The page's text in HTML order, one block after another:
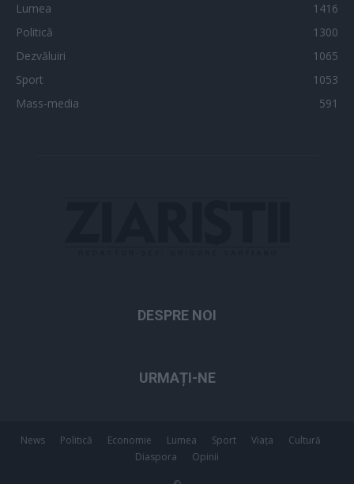
Lumea
1416
Politică
1300
Dezvăluiri
1065
Sport
1053
Mass-media
591
DESPRE NOI
URMAȚI-NE
News Politică Economie Lumea Sport Viața
Cultură
Diaspora
Opinii